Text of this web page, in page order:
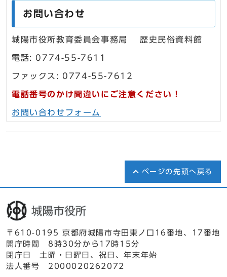
お問い合わせ
城陽市役所教育委員会事務局 歴史民俗資料館
電話: 0774-55-7611
ファックス: 0774-55-7612
電話番号のかけ間違いにご注意ください！
お問い合わせフォーム
ページの先頭へ戻る
〒610-0195 京都府城陽市寺田東ノ口16番地、17番地
開庁時間 8時30分から17時15分
閉庁日 土曜・日曜日、祝日、年末年始
法人番号 2000020262072